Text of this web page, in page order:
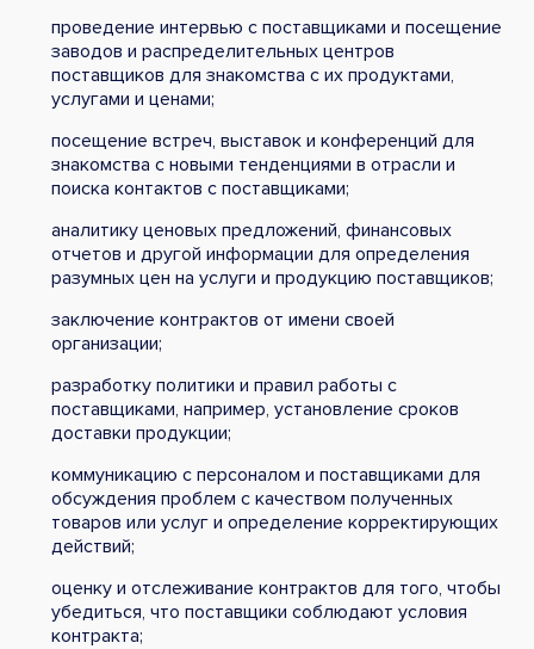
проведение интервью с поставщиками и посещение
заводов и распределительных центров
поставщиков для знакомства с их продуктами,
услугами и ценами;
посещение встреч, выставок и конференций для
знакомства с новыми тенденциями в отрасли и
поиска контактов с поставщиками;
аналитику ценовых предложений, финансовых
отчетов и другой информации для определения
разумных цен на услуги и продукцию поставщиков;
заключение контрактов от имени своей
организации;
разработку политики и правил работы с
поставщиками, например, установление сроков
доставки продукции;
коммуникацию с персоналом и поставщиками для
обсуждения проблем с качеством полученных
товаров или услуг и определение корректирующих
действий;
оценку и отслеживание контрактов для того, чтобы
убедиться, что поставщики соблюдают условия
контракта;